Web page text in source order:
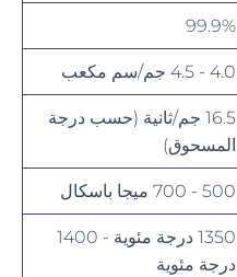
99.9%
4.0 - 4.5 جم/سم مكعب
16.5 جم/ثانية (حسب درجة
المسحوق)
500 - 700 ميجا باسكال
1350 درجة مئوية - 1400
درجة مئوية